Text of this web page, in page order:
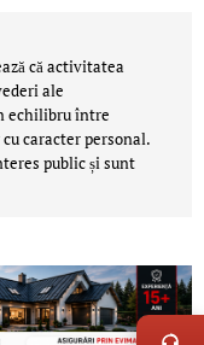
că activitatea
ale
echilibru între
caracter personal.
public și sunt
LIVE